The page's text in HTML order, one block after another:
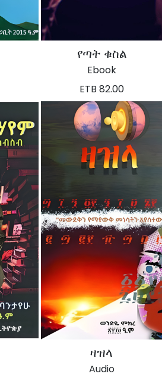
የጣት ቁስል
Ebook
ETB 82.00
ዛዝላ
Audio